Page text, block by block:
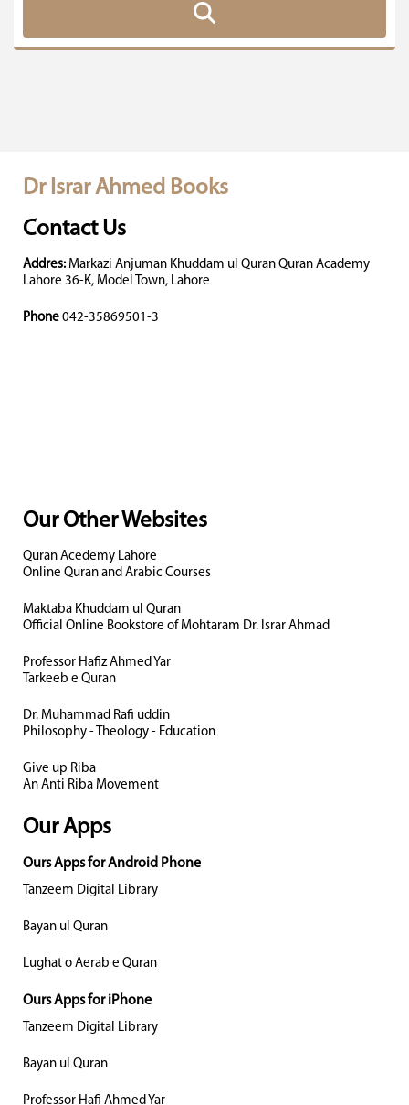
Dr Israr Ahmed Books
Contact Us
Addres: Markazi Anjuman Khuddam ul Quran Quran Academy
Lahore 36-K, Model Town, Lahore
Phone 042-35869501-3
Our Other Websites
Quran Acedemy Lahore
Online Quran and Arabic Courses
Maktaba Khuddam ul Quran
Official Online Bookstore of Mohtaram Dr. Israr Ahmad
Professor Hafiz Ahmed Yar
Tarkeeb e Quran
Dr. Muhammad Rafi uddin
Philosophy - Theology - Education
Give up Riba
An Anti Riba Movement
Our Apps
Ours Apps for Android Phone
Tanzeem Digital Library
Bayan ul Quran
Lughat o Aerab e Quran
Ours Apps for iPhone
Tanzeem Digital Library
Bayan ul Quran
Professor Hafi Ahmed Yar